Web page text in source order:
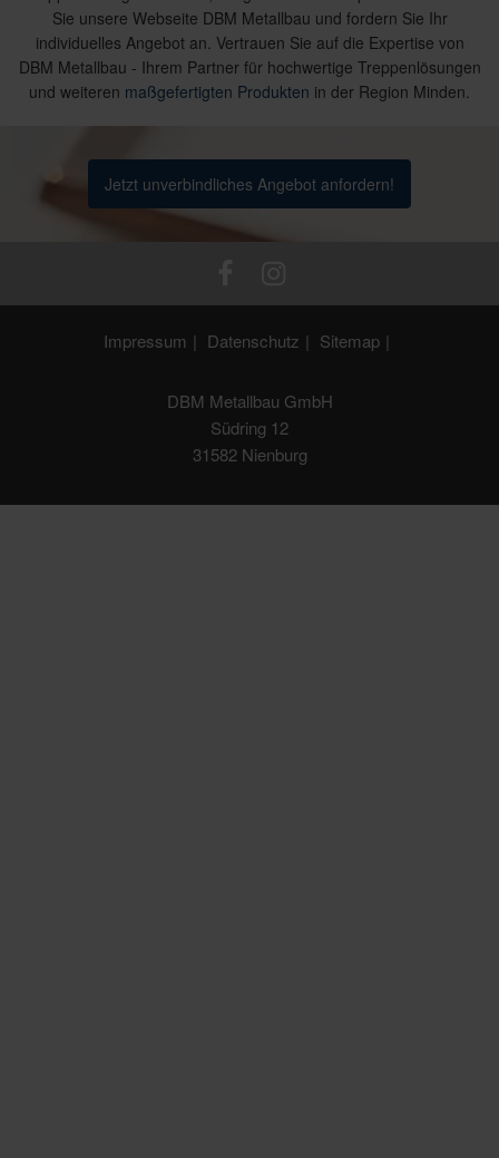
Sie unsere Webseite DBM Metallbau und fordern Sie Ihr
individuelles Angebot an. Vertrauen Sie auf die Expertise von
DBM Metallbau - Ihrem Partner für hochwertige Treppenlösungen
und weiteren maßgefertigten Produkten in der Region Minden.
Jetzt unverbindliches Angebot anfordern!
Impressum Datenschutz Sitemap
DBM Metallbau GmbH
Südring 12
31582 Nienburg